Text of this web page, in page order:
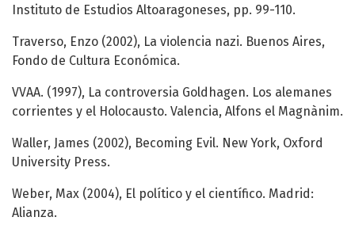
Instituto de Estudios Altoaragoneses, pp. 99-110.
Traverso, Enzo (2002), La violencia nazi. Buenos Aires,
Fondo de Cultura Económica.
VVAA. (1997), La controversia Goldhagen. Los alemanes
corrientes y el Holocausto. Valencia, Alfons el Magnànim.
Waller, James (2002), Becoming Evil. New York, Oxford
University Press.
Weber, Max (2004), El político y el científico. Madrid:
Alianza.